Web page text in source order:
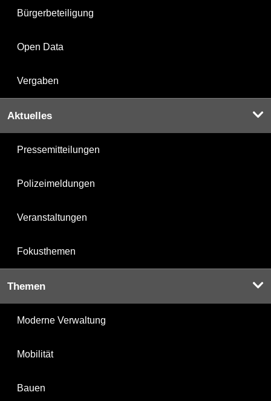
Bürgerbeteiligung
Open Data
Vergaben
Aktuelles
Pressemitteilungen
Polizeimeldungen
Veranstaltungen
Fokusthemen
Themen
Moderne Verwaltung
Mobilität
Bauen